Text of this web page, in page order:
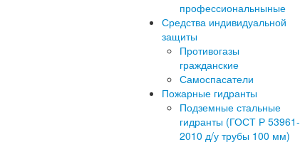
профессиональныные
Средства индивидуальной
защиты
Противогазы
гражданские
Самоспасатели
Пожарные гидранты
Подземные стальные
гидранты (ГОСТ Р 53961-
2010 д/у трубы 100 мм)